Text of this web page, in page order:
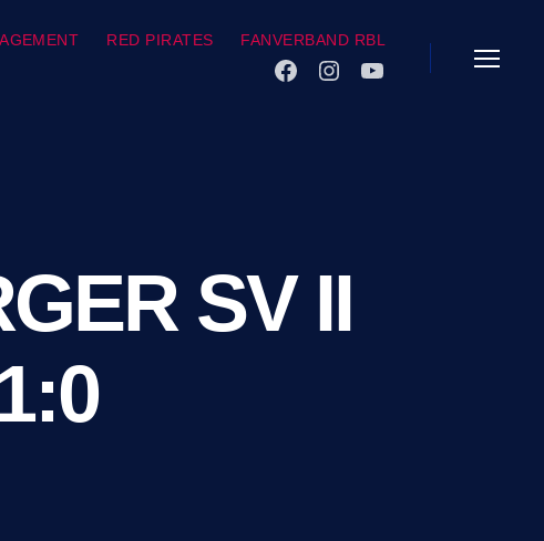
RED PIRATES FANVERBAND RBL
FACEBOOKINSTAGRAM
YOUTUBE
SV II